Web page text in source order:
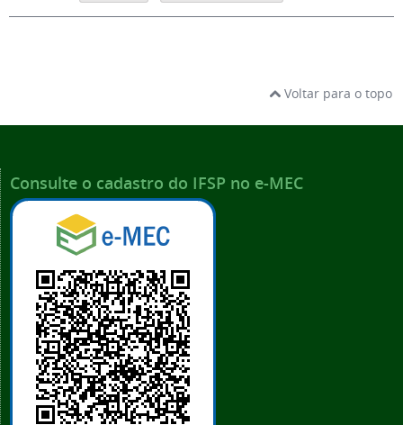
Voltar para o topo
Consulte o cadastro do IFSP no e-MEC